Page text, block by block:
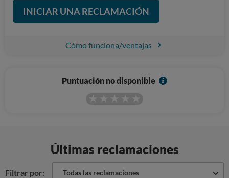
INICIAR UNA RECLAMACIÓN
Cómo funciona/ventajas
Puntuación no disponible
I
Últimas reclamaciones
Filtrar por: Todas las reclamaciones